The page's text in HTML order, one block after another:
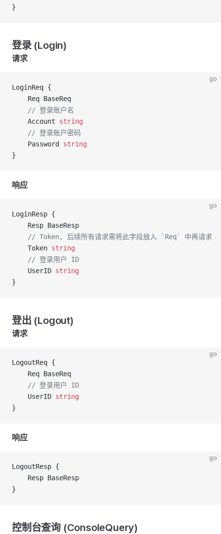
}
登录 (Login)
请求
go
LoginReq {
	Req BaseReq
	// 登录账户名
	Account
string
	// 登录账户密码
	Password
string
}
响应
go
LoginResp {
	Resp BaseResp
	// Token, 后续所有请求需将此字段放入 `Req` 中再请求
	Token
string
	// 登录用户 ID
	UserID
string
}
登出 (Logout)
请求
go
LogoutReq {
	Req BaseReq
	// 登录用户 ID
	UserID
string
}
响应
go
LogoutResp {
	Resp BaseResp
}
控制台查询 (ConsoleQuery)